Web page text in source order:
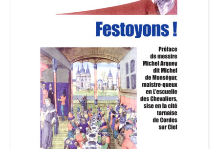
Login Customizer
Nous Contacter
Politique de confidentialité et cookies
Qui sommes-nous ?
Soutien à Philippe Randa
Suivi de la Commande